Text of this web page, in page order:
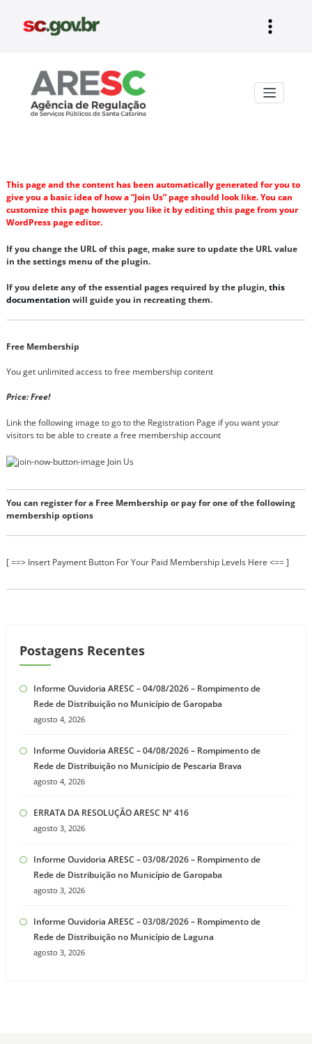
This page and the content has been automatically generated for you to
give you a basic idea of how a “Join Us” page should look like. You can
customize this page however you like it by editing this page from your
WordPress page editor.
If you change the URL of this page, make sure to update the URL value
in the settings menu of the plugin.
If you delete any of the essential pages required by the plugin,this
documentation will guide you in recreating them.
Free Membership
You get unlimited access to free membership content
Price: Free!
Link the following image to go to the Registration Page if you want your
visitors to be able to create a free membership account
You can register for a Free Membership or pay for one of the following
membership options
[ ==> Insert Payment Button For Your Paid Membership Levels Here <== ]
Postagens Recentes
Informe Ouvidoria ARESC – 04/08/2026 – Rompimento de
Rede de Distribuição no Município de Garopaba
agosto 4, 2026
Informe Ouvidoria ARESC – 04/08/2026 – Rompimento de
Rede de Distribuição no Município de Pescaria Brava
agosto 4, 2026
ERRATA DA RESOLUÇÃO ARESC Nº 416
agosto 3, 2026
Informe Ouvidoria ARESC – 03/08/2026 – Rompimento de
Rede de Distribuição no Município de Garopaba
agosto 3, 2026
Informe Ouvidoria ARESC – 03/08/2026 – Rompimento de
Rede de Distribuição no Município de Laguna
agosto 3, 2026